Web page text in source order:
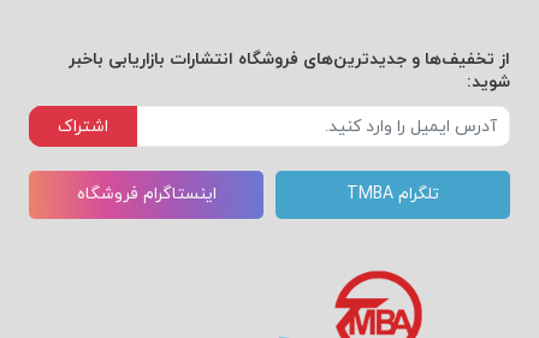
از تخفیف‌ها و جدیدترین‌های فروشگاه انتشارات بازاریابی باخبر
شوید:
اشتراک
تلگرام TMBA اینستاگرام فروشگاه